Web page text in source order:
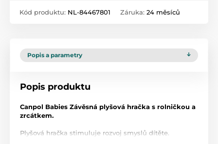
Kód produktu: NL-84467801 Záruka: 24 měsíců
Popis a parametry
Popis produktu
Canpol Babies Závěsná plyšová hračka s rolničkou a
zrcátkem.
Plyšová hračka stimuluje rozvoj smyslů dítěte.